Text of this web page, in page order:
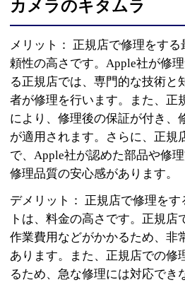
カメラのキタムラ
メリット： 正規店で修理をす
頼性の高さです。Apple社が修
る正規店では、専門的な技術と
者が修理を行います。また、正
により、修理後の保証が付き、
が適用されます。さらに、正規
で、Apple社が認めた部品や修
修理品質の安心感があります。
デメリット： 正規店で修理をす
トは、料金の高さです。正規
作業費用などがかかるため、非
あります。また、正規店での修
るため、急な修理には対応でき